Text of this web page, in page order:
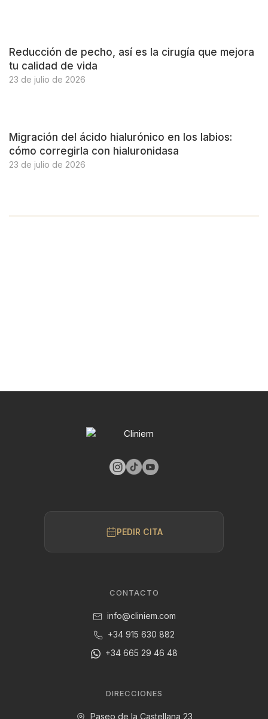
Reducción de pecho, así es la cirugía que mejora
tu calidad de vida
23 de julio de 2026
Migración del ácido hialurónico en los labios:
cómo corregirla con hialuronidasa
23 de julio de 2026
PEDIR CITA
CONTACTO
info@cliniem.com
+34 915 630 882
+34 665 29 46 48
DIRECCIONES
Paseo de la Castellana,23